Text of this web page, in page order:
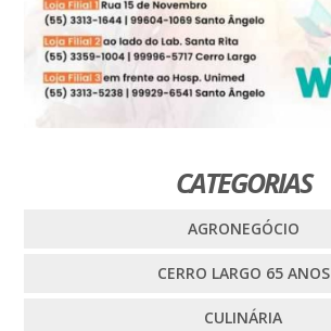
CATEGORIAS
AGRONEGÓCIO
CERRO LARGO 65 ANOS
CULINÁRIA